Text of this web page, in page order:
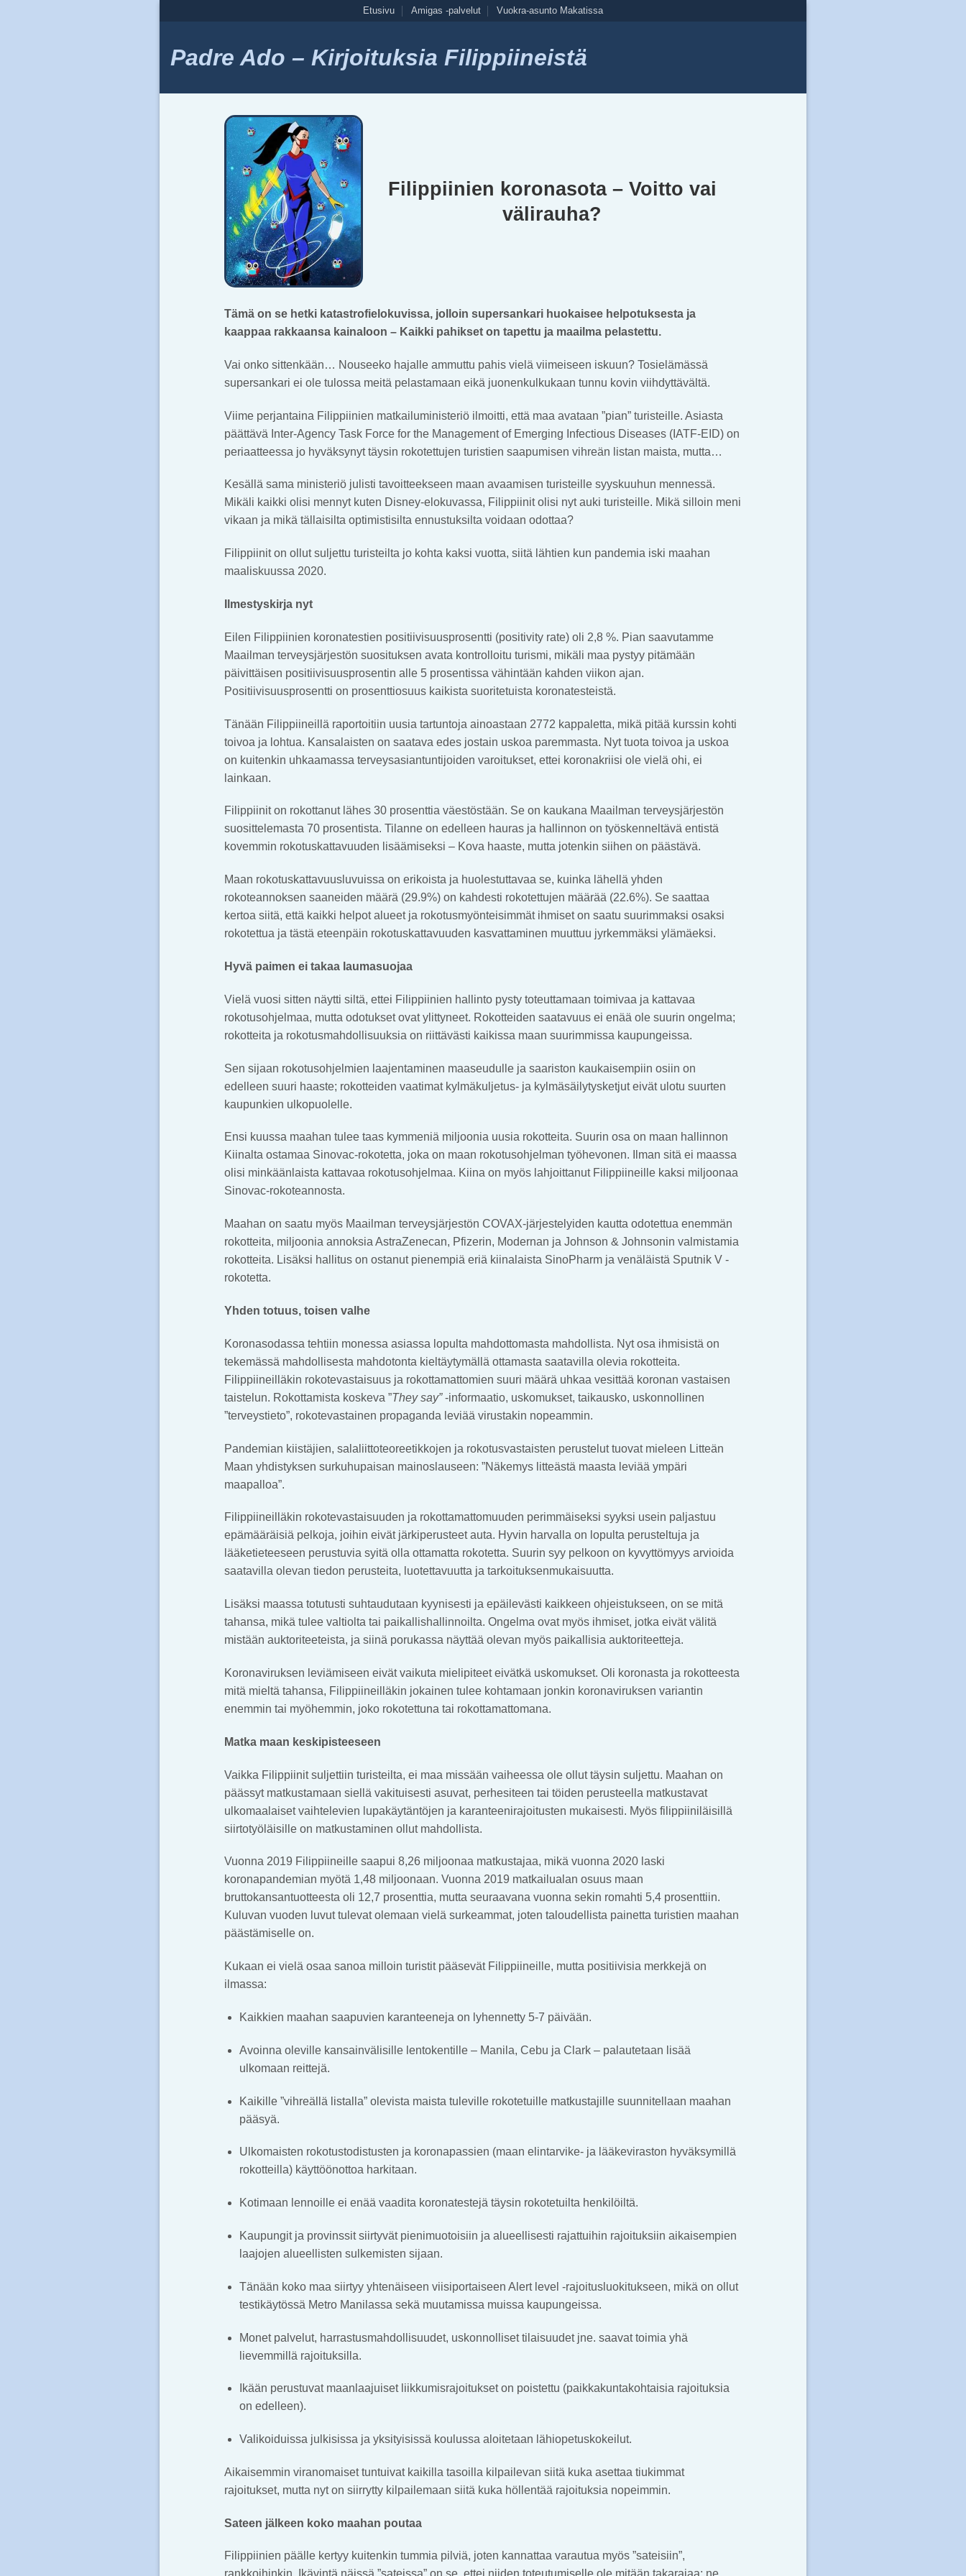
Etusivu Amigas -palvelut Vuokra-asunto Makatissa
Padre Ado – Kirjoituksia Filippiineistä
Filippiinien koronasota – Voitto vai
välirauha?
Tämä on se hetki katastrofielokuvissa, jolloin supersankari huokaisee helpotuksesta ja
kaappaa rakkaansa kainaloon – Kaikki pahikset on tapettu ja maailma pelastettu.
Vai onko sittenkään… Nouseeko hajalle ammuttu pahis vielä viimeiseen iskuun? Tosielämässä
supersankari ei ole tulossa meitä pelastamaan eikä juonenkulkukaan tunnu kovin viihdyttävältä.
Viime perjantaina Filippiinien matkailuministeriö ilmoitti, että maa avataan ”pian” turisteille. Asiasta
päättävä Inter-Agency Task Force for the Management of Emerging Infectious Diseases (IATF-EID) on
periaatteessa jo hyväksynyt täysin rokotettujen turistien saapumisen vihreän listan maista, mutta…
Kesällä sama ministeriö julisti tavoitteekseen maan avaamisen turisteille syyskuuhun mennessä.
Mikäli kaikki olisi mennyt kuten Disney-elokuvassa, Filippiinit olisi nyt auki turisteille. Mikä silloin meni
vikaan ja mikä tällaisilta optimistisilta ennustuksilta voidaan odottaa?
Filippiinit on ollut suljettu turisteilta jo kohta kaksi vuotta, siitä lähtien kun pandemia iski maahan
maaliskuussa 2020.
Ilmestyskirja nyt
Eilen Filippiinien koronatestien positiivisuusprosentti (positivity rate) oli 2,8 %. Pian saavutamme
Maailman terveysjärjestön suosituksen avata kontrolloitu turismi, mikäli maa pystyy pitämään
päivittäisen positiivisuusprosentin alle 5 prosentissa vähintään kahden viikon ajan.
Positiivisuusprosentti on prosenttiosuus kaikista suoritetuista koronatesteistä.
Tänään Filippiineillä raportoitiin uusia tartuntoja ainoastaan 2772 kappaletta, mikä pitää kurssin kohti
toivoa ja lohtua. Kansalaisten on saatava edes jostain uskoa paremmasta. Nyt tuota toivoa ja uskoa
on kuitenkin uhkaamassa terveysasiantuntijoiden varoitukset, ettei koronakriisi ole vielä ohi, ei
lainkaan.
Filippiinit on rokottanut lähes 30 prosenttia väestöstään. Se on kaukana Maailman terveysjärjestön
suosittelemasta 70 prosentista. Tilanne on edelleen hauras ja hallinnon on työskenneltävä entistä
kovemmin rokotuskattavuuden lisäämiseksi – Kova haaste, mutta jotenkin siihen on päästävä.
Maan rokotuskattavuusluvuissa on erikoista ja huolestuttavaa se, kuinka lähellä yhden
rokoteannoksen saaneiden määrä (29.9%) on kahdesti rokotettujen määrää (22.6%). Se saattaa
kertoa siitä, että kaikki helpot alueet ja rokotusmyönteisimmät ihmiset on saatu suurimmaksi osaksi
rokotettua ja tästä eteenpäin rokotuskattavuuden kasvattaminen muuttuu jyrkemmäksi ylämäeksi.
Hyvä paimen ei takaa laumasuojaa
Vielä vuosi sitten näytti siltä, ettei Filippiinien hallinto pysty toteuttamaan toimivaa ja kattavaa
rokotusohjelmaa, mutta odotukset ovat ylittyneet. Rokotteiden saatavuus ei enää ole suurin ongelma;
rokotteita ja rokotusmahdollisuuksia on riittävästi kaikissa maan suurimmissa kaupungeissa.
Sen sijaan rokotusohjelmien laajentaminen maaseudulle ja saariston kaukaisempiin osiin on
edelleen suuri haaste; rokotteiden vaatimat kylmäkuljetus- ja kylmäsäilytysketjut eivät ulotu suurten
kaupunkien ulkopuolelle.
Ensi kuussa maahan tulee taas kymmeniä miljoonia uusia rokotteita. Suurin osa on maan hallinnon
Kiinalta ostamaa Sinovac-rokotetta, joka on maan rokotusohjelman työhevonen. Ilman sitä ei maassa
olisi minkäänlaista kattavaa rokotusohjelmaa. Kiina on myös lahjoittanut Filippiineille kaksi miljoonaa
Sinovac-rokoteannosta.
Maahan on saatu myös Maailman terveysjärjestön COVAX-järjestelyiden kautta odotettua enemmän
rokotteita, miljoonia annoksia AstraZenecan, Pfizerin, Modernan ja Johnson & Johnsonin valmistamia
rokotteita. Lisäksi hallitus on ostanut pienempiä eriä kiinalaista SinoPharm ja venäläistä Sputnik V -
rokotetta.
Yhden totuus, toisen valhe
Koronasodassa tehtiin monessa asiassa lopulta mahdottomasta mahdollista. Nyt osa ihmisistä on
tekemässä mahdollisesta mahdotonta kieltäytymällä ottamasta saatavilla olevia rokotteita.
Filippiineilläkin rokotevastaisuus ja rokottamattomien suuri määrä uhkaa vesittää koronan vastaisen
taistelun. Rokottamista koskeva ”They say”-informaatio, uskomukset, taikausko, uskonnollinen
”terveystieto”, rokotevastainen propaganda leviää virustakin nopeammin.
Pandemian kiistäjien, salaliittoteoreetikkojen ja rokotusvastaisten perustelut tuovat mieleen Litteän
Maan yhdistyksen surkuhupaisan mainoslauseen: ”Näkemys litteästä maasta leviää ympäri
maapalloa”.
Filippiineilläkin rokotevastaisuuden ja rokottamattomuuden perimmäiseksi syyksi usein paljastuu
epämääräisiä pelkoja, joihin eivät järkiperusteet auta. Hyvin harvalla on lopulta perusteltuja ja
lääketieteeseen perustuvia syitä olla ottamatta rokotetta. Suurin syy pelkoon on kyvyttömyys arvioida
saatavilla olevan tiedon perusteita, luotettavuutta ja tarkoituksenmukaisuutta.
Lisäksi maassa totutusti suhtaudutaan kyynisesti ja epäilevästi kaikkeen ohjeistukseen, on se mitä
tahansa, mikä tulee valtiolta tai paikallishallinnoilta. Ongelma ovat myös ihmiset, jotka eivät välitä
mistään auktoriteeteista, ja siinä porukassa näyttää olevan myös paikallisia auktoriteetteja.
Koronaviruksen leviämiseen eivät vaikuta mielipiteet eivätkä uskomukset. Oli koronasta ja rokotteesta
mitä mieltä tahansa, Filippiineilläkin jokainen tulee kohtamaan jonkin koronaviruksen variantin
enemmin tai myöhemmin, joko rokotettuna tai rokottamattomana.
Matka maan keskipisteeseen
Vaikka Filippiinit suljettiin turisteilta, ei maa missään vaiheessa ole ollut täysin suljettu. Maahan on
päässyt matkustamaan siellä vakituisesti asuvat, perhesiteen tai töiden perusteella matkustavat
ulkomaalaiset vaihtelevien lupakäytäntöjen ja karanteenirajoitusten mukaisesti. Myös filippiiniläisillä
siirtotyöläisille on matkustaminen ollut mahdollista.
Vuonna 2019 Filippiineille saapui 8,26 miljoonaa matkustajaa, mikä vuonna 2020 laski
koronapandemian myötä 1,48 miljoonaan. Vuonna 2019 matkailualan osuus maan
bruttokansantuotteesta oli 12,7 prosenttia, mutta seuraavana vuonna sekin romahti 5,4 prosenttiin.
Kuluvan vuoden luvut tulevat olemaan vielä surkeammat, joten taloudellista painetta turistien maahan
päästämiselle on.
Kukaan ei vielä osaa sanoa milloin turistit pääsevät Filippiineille, mutta positiivisia merkkejä on
ilmassa:
Kaikkien maahan saapuvien karanteeneja on lyhennetty 5-7 päivään.
Avoinna oleville kansainvälisille lentokentille – Manila, Cebu ja Clark – palautetaan lisää
ulkomaan reittejä.
Kaikille ”vihreällä listalla” olevista maista tuleville rokotetuille matkustajille suunnitellaan maahan
pääsyä.
Ulkomaisten rokotustodistusten ja koronapassien (maan elintarvike- ja lääkeviraston hyväksymillä
rokotteilla) käyttöönottoa harkitaan.
Kotimaan lennoille ei enää vaadita koronatestejä täysin rokotetuilta henkilöiltä.
Kaupungit ja provinssit siirtyvät pienimuotoisiin ja alueellisesti rajattuihin rajoituksiin aikaisempien
laajojen alueellisten sulkemisten sijaan.
Tänään koko maa siirtyy yhtenäiseen viisiportaiseen Alert level -rajoitusluokitukseen, mikä on ollut
testikäytössä Metro Manilassa sekä muutamissa muissa kaupungeissa.
Monet palvelut, harrastusmahdollisuudet, uskonnolliset tilaisuudet jne. saavat toimia yhä
lievemmillä rajoituksilla.
Ikään perustuvat maanlaajuiset liikkumisrajoitukset on poistettu (paikkakuntakohtaisia rajoituksia
on edelleen).
Valikoiduissa julkisissa ja yksityisissä koulussa aloitetaan lähiopetuskokeilut.
Aikaisemmin viranomaiset tuntuivat kaikilla tasoilla kilpailevan siitä kuka asettaa tiukimmat
rajoitukset, mutta nyt on siirrytty kilpailemaan siitä kuka höllentää rajoituksia nopeimmin.
Sateen jälkeen koko maahan poutaa
Filippiinien päälle kertyy kuitenkin tummia pilviä, joten kannattaa varautua myös ”sateisiin”,